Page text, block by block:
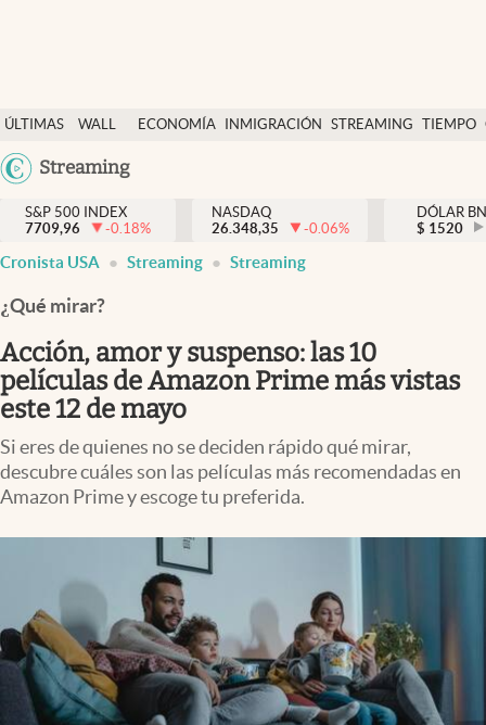
ÚLTIMAS
NOTICIAS
WALL
DÓLAR
ECONOMÍA INMIGRACIÓN STREAMING TIEMPO
México
Streaming
Finanzas y economía
Wall Street y dólar
Inmigración
Espiritual
Streaming
PC y mobile
Lifestyle
S&P 500 INDEX
7709,96
-0.18%
NASDAQ
26.348,35
-0.06%
DÓLAR
$ 1520
Cronista USA Streaming Streaming
¿Qué mirar?
Acción, amor y suspenso: las 10
películas de Amazon Prime más vistas
este 12 de mayo
Si eres de quienes no se deciden rápido qué mirar,
descubre cuáles son las películas más recomendadas en
Amazon Prime y escoge tu preferida.